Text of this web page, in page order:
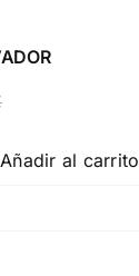
El
original
era:
El
actual
es:
Añadir al carrito